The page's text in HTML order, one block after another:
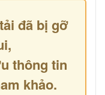
đã bị gỡ
thông tin
khảo.